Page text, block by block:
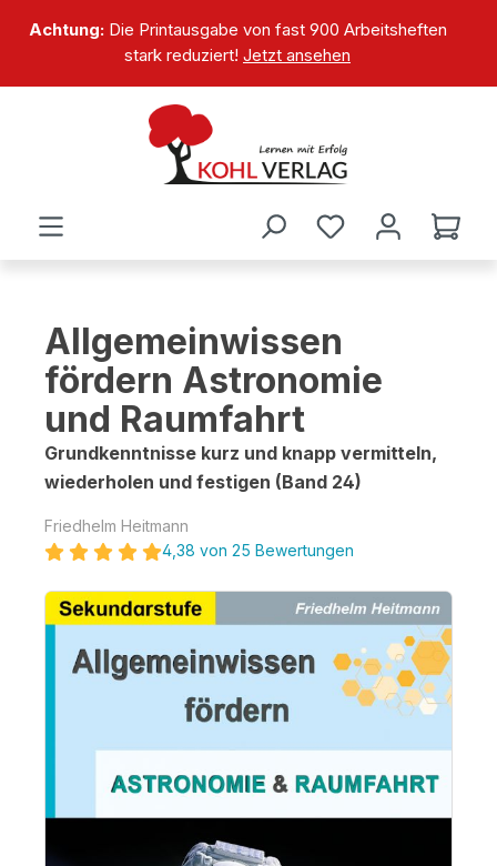
springen
Achtung:Die Printausgabe von fast 900 Arbeitsheften
stark reduziert! Jetzt ansehen
Allgemeinwissen
fördern Astronomie
und Raumfahrt
Grundkenntnisse kurz und knapp vermitteln,
wiederholen und festigen (Band 24)
Friedhelm Heitmann
4,38 von 25 Bewertungen
Bildergalerie überspringen